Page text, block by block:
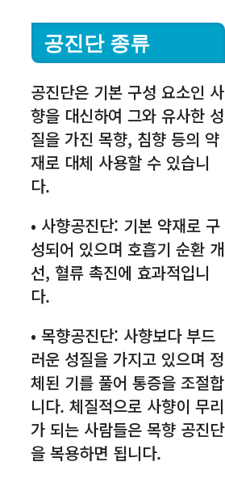
공진단 종류
공진단은 기본 구성 요소인 사
향을 대신하여 그와 유사한 성
질을 가진 목향, 침향 등의 약
재로 대체 사용할 수 있습니
다.
• 사향공진단: 기본 약재로 구
성되어 있으며 호흡기 순환 개
선, 혈류 촉진에 효과적입니
다.
• 목향공진단: 사향보다 부드
러운 성질을 가지고 있으며 정
체된 기를 풀어 통증을 조절합
니다. 체질적으로 사향이 무리
가 되는 사람들은 목향 공진단
을 복용하면 됩니다.